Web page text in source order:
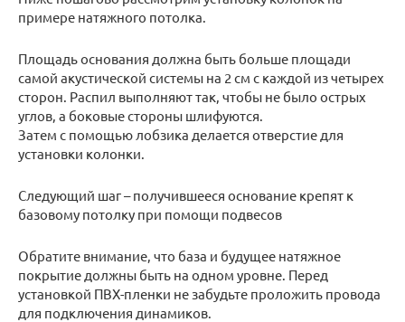
примере натяжного потолка.
Площадь основания должна быть больше площади
самой акустической системы на 2 см с каждой из четырех
сторон. Распил выполняют так, чтобы не было острых
углов, а боковые стороны шлифуются.
Затем с помощью лобзика делается отверстие для
установки колонки.
Следующий шаг – получившееся основание крепят к
базовому потолку при помощи подвесов
Обратите внимание, что база и будущее натяжное
покрытие должны быть на одном уровне. Перед
установкой ПВХ-пленки не забудьте проложить провода
для подключения динамиков.